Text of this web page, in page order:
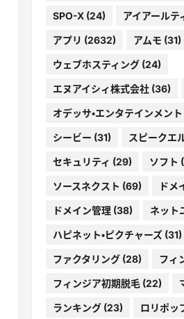
SPO-X(24) アイアールテ
アプリ (2632) アムモ (31)
ウェブホスティング(24)
エヌアイシィ株式会社(36)
オデッサ・エンタテインメント
シービー (31) スピークエ
セキュリティ (29) ソフト
ソースネクスト (69) ドメ
ドメイン管理(38) ネット
ハピネット・ピクチャーズ(31)
ファクタリング(28) フィ
フィンジア初期脱毛(22)
ランキング(23) ロリポッ